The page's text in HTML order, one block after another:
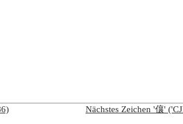
Nächstes Zeichen '儴'